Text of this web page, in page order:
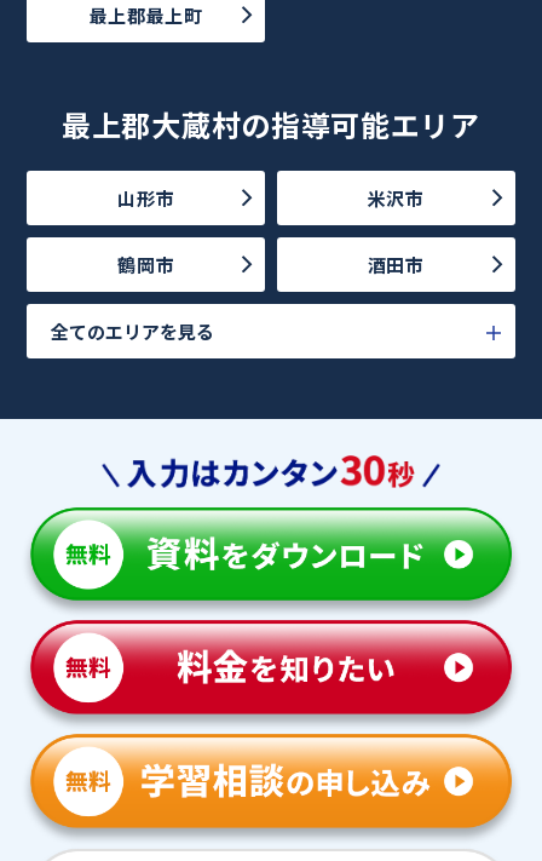
最上郡最上町
最上郡大蔵村の指導可能エリア
山形市 米沢市
鶴岡市 酒田市
全てのエリアを見る